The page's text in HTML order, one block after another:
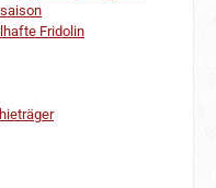
Fridolin